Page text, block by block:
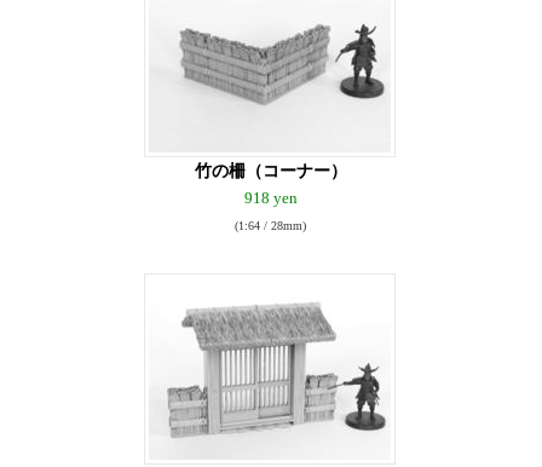
竹の柵（コーナー）
918 yen
(1:64 / 28mm)